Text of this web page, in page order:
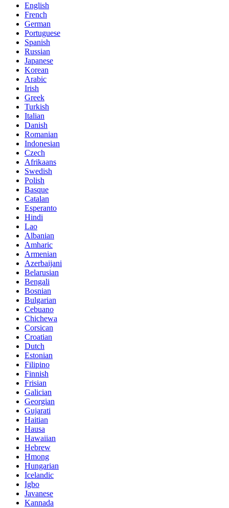
English
French
German
Portuguese
Spanish
Russian
Japanese
Korean
Arabic
Irish
Greek
Turkish
Italian
Danish
Romanian
Indonesian
Czech
Afrikaans
Swedish
Polish
Basque
Catalan
Esperanto
Hindi
Lao
Albanian
Amharic
Armenian
Azerbaijani
Belarusian
Bengali
Bosnian
Bulgarian
Cebuano
Chichewa
Corsican
Croatian
Dutch
Estonian
Filipino
Finnish
Frisian
Galician
Georgian
Gujarati
Haitian
Hausa
Hawaiian
Hebrew
Hmong
Hungarian
Icelandic
Igbo
Javanese
Kannada